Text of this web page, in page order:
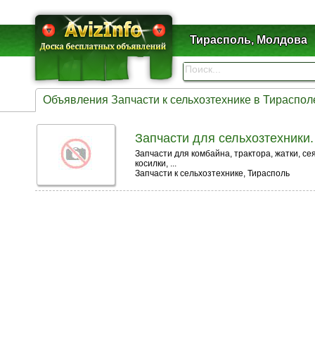
Тирасполь, Молдова
Объявления Запчасти к сельхозтехнике в
Запчасти для сельхозтехники.
Запчасти для комбайна, трактора, жатки,
косилки, ...
Запчасти к сельхозтехнике, Тирасполь